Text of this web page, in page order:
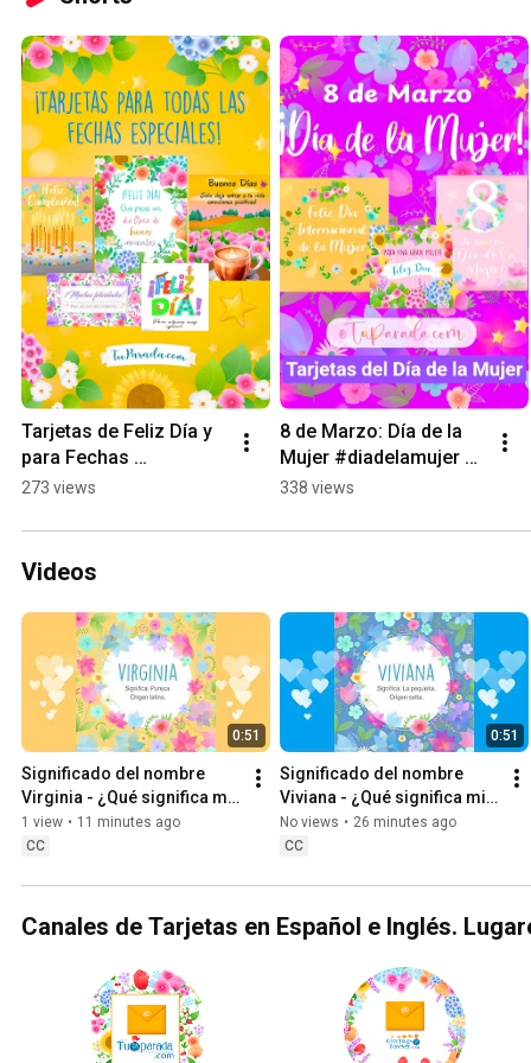
Tarjetas de Feliz Día y
para Fechas
Especiales! #felizdia
#cumpleaños
273 views
8 de Marzo: Día de la
Mujer #diadelamujer
#8m
338 views
Videos
0:51
Significado del nombre
Virginia - ¿Qué significa mi
nombre Virginia?
#nombreVirginia #Virginia
1 view • 11 minutes ago
CC
0:51
Significado del nombre
Viviana - ¿Qué significa mi
nombre Viviana?
#nombreViviana #Viviana
No views • 26 minutes ago
CC
Canales de Tarjetas en Español e Inglés.